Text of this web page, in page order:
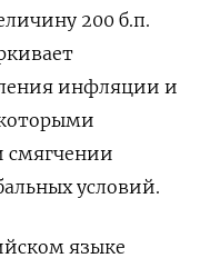
200 б.п.
инфляции и
смягчении
условий.
языке